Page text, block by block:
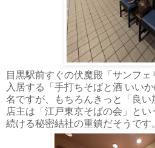
目黒駅前すぐの伏魔殿「サンフ
入居する「手打ちそばと酒 いい
名ですが、もちろんきっと「良い
店主は「江戸東京そばの会」と
続ける秘密結社の重鎮だそうです